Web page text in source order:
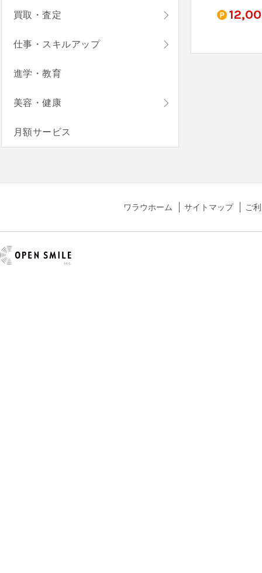
4,000 3,000
買取・査定
仕事・スキルアップ
進学・教育
美容・健康
月額サービス
ワラウホーム サイトマップ ご